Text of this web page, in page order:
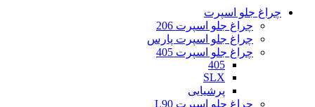
چراغ جلو اسپرت
چراغ جلو اسپرت 206
چراغ جلو اسپرت پارس
چراغ جلو اسپرت 405
405
SLX
پرشیایی
چراغ جلو اسپرت L90